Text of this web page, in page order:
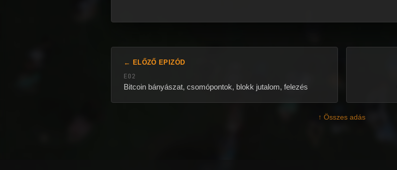
← ELŐZŐ EPIZÓD
E02
Bitcoin bányászat, csomópontok, blokk jutalom, felezés
↑ Összes adás